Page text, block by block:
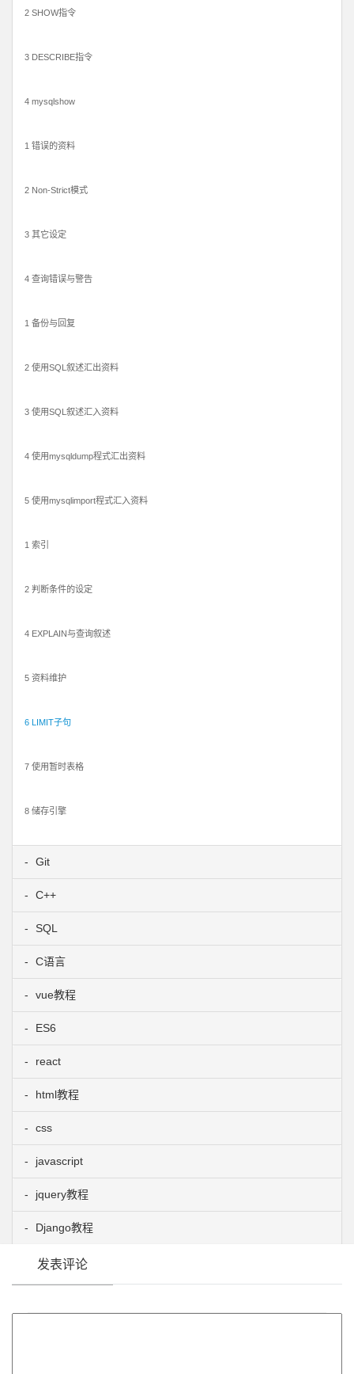
2 SHOW指令
3 DESCRIBE指令
4 mysqlshow
1 错误的资料
2 Non-Strict模式
3 其它设定
4 查询错误与警告
1 备份与回复
2 使用SQL叙述汇出资料
3 使用SQL叙述汇入资料
4 使用mysqldump程式汇出资料
5 使用mysqlimport程式汇入资料
1 索引
2 判断条件的设定
4 EXPLAIN与查询叙述
5 资料维护
6 LIMIT子句
7 使用暂时表格
8 储存引擎
Git
C++
SQL
C语言
vue教程
ES6
react
html教程
css
javascript
jquery教程
Django教程
发表评论